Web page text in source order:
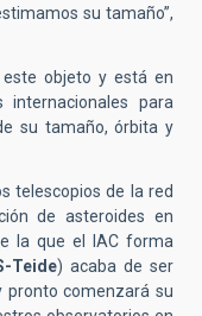
su tamaño”,
este objeto y está en
para
su tamaño, órbita y
telescopios de la red
de asteroides en
la que el IAC forma
Teide) acaba de ser
pronto comenzará su